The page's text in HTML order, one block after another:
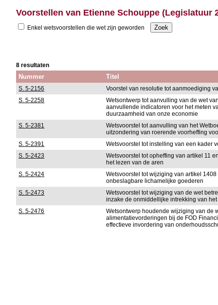
Voorstellen van Etienne Schouppe (Legislatuur
Enkel wetsvoorstellen die wet zijn geworden
8 resultaten
Nummer Titel
S. 5-2156
Voorstel van resolutie tot aanmoediging
S. 5-2258
Wetsontwerp tot aanvulling van de wet
aanvullende indicatoren voor het meten
duurzaamheid van onze economie
S. 5-2381
Wetsvoorstel tot aanvulling van het
uitzondering van roerende voorheffing
S. 5-2391
Wetsvoorstel tot instelling van een kader
S. 5-2423
Wetsvoorstel tot opheffing van artikel 11
het lezen van de aren
S. 5-2424
Wetsvoorstel tot wijziging van artikel
onbeslagbare lichamelijke goederen
S. 5-2473
Wetsvoorstel tot wijziging van de wet
inzake de onmiddellijke intrekking van
S. 5-2476
Wetsontwerp houdende wijziging van de
alimentatievorderingen bij de FOD
effectieve invordering van